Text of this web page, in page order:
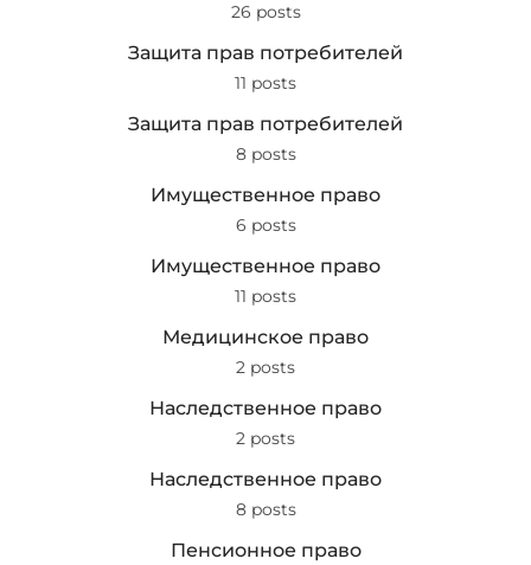
26 posts
Защита прав потребителей
11 posts
Защита прав потребителей
8 posts
Имущественное право
6 posts
Имущественное право
11 posts
Медицинское право
2 posts
Наследственное право
2 posts
Наследственное право
8 posts
Пенсионное право